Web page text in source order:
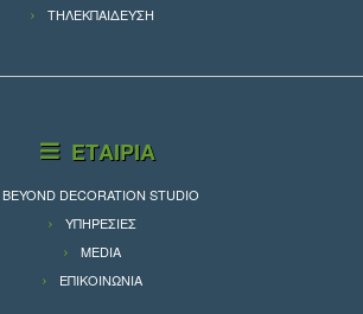
ΤΗΛΕΚΠΑΙΔΕΥΣΗ
ΕΤΑΙΡΙΑ
BEYOND DECORATION STUDIO
ΥΠΗΡΕΣΙΕΣ
MEDIA
ΕΠΙΚΟΙΝΩΝΙΑ